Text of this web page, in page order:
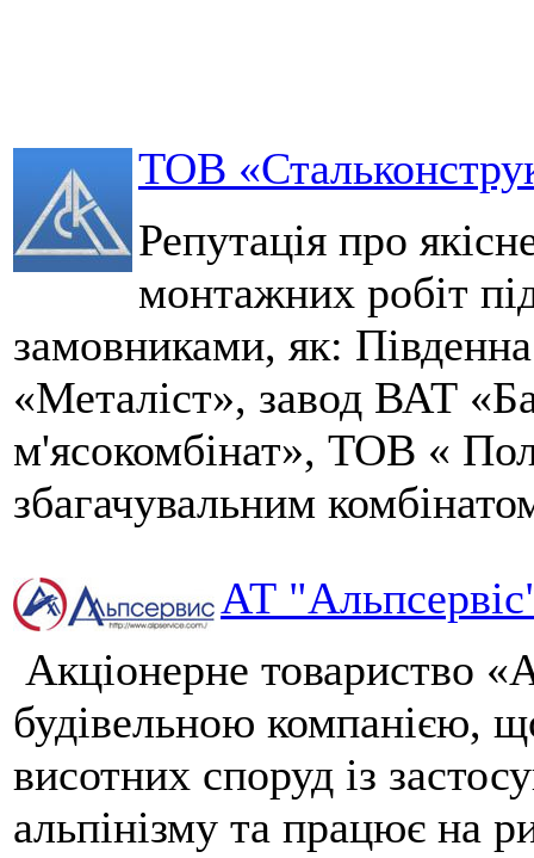
ТОВ
Репутація про
монтажних робіт
замовниками, як:
«Металіст», завод ВАТ
м'ясокомбінат», ТОВ «
збагачувальним
АТ
Акціонерне товариство
будівельною компанією,
висотних споруд із
альпінізму та працює на